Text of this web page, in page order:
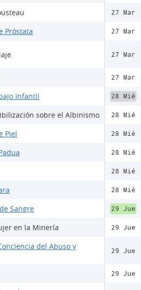
Próstata
Infantil
sobre el Albinismo
Piel
Sangre
en la Minería
del Abuso y
27 Mar
27 Mar
27 Mar
27 Mar
28 Mié
28 Mié
28 Mié
28 Mié
28 Mié
28 Mié
29 Jue
29 Jue
29 Jue
29 Jue